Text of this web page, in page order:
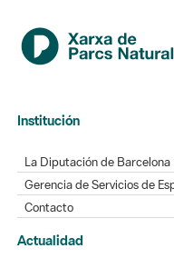
Institución
La Diputación de Barcelona
Gerencia de Servicios de
Contacto
Actualidad